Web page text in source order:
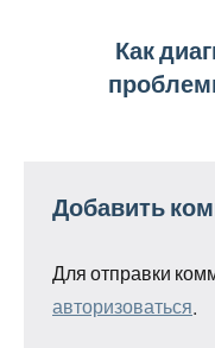
Как
Добавить
Для отправки
авторизоваться